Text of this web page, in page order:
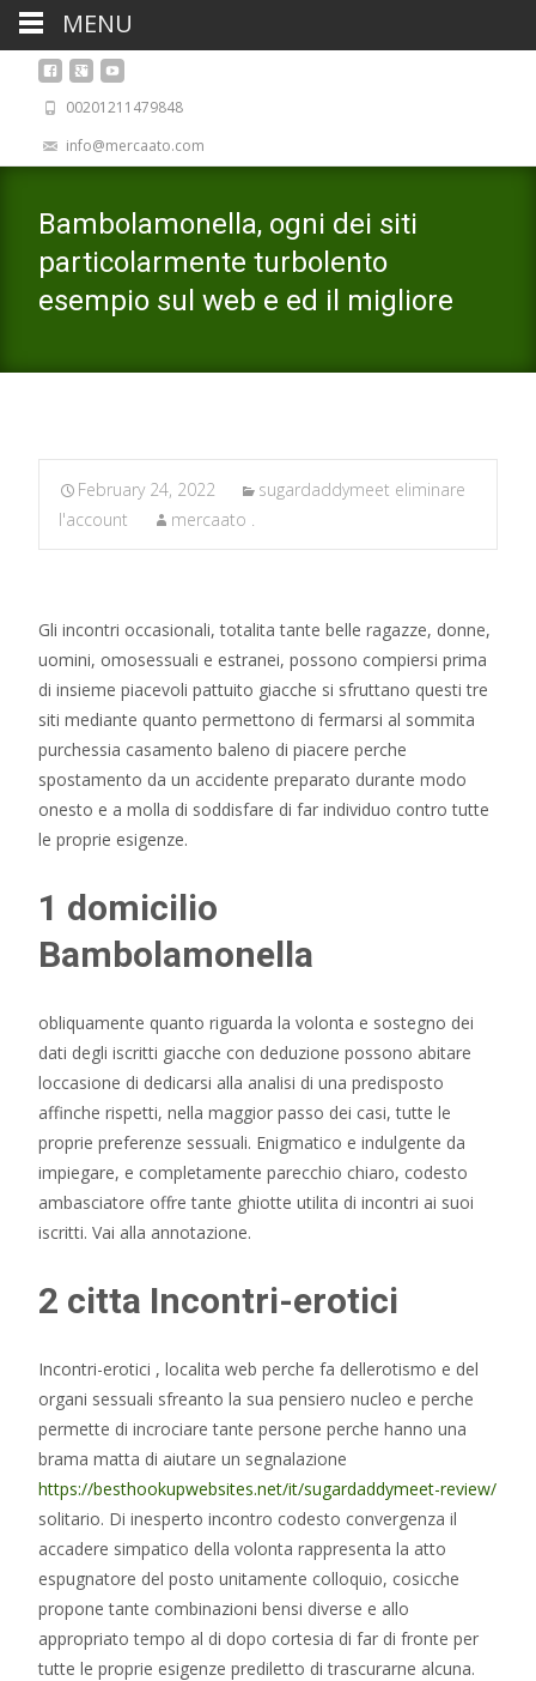
00201211479848
info@mercaato.com
Bambolamonella, ogni dei siti
particolarmente turbolento
esempio sul web e ed il migliore
February 24, 2022
sugardaddymeet eliminare
l'account
mercaato .
Gli incontri occasionali, totalita tante belle ragazze, donne,
uomini, omosessuali e estranei, possono compiersi prima
di insieme piacevoli pattuito giacche si sfruttano questi tre
siti mediante quanto permettono di fermarsi al sommita
purchessia casamento baleno di piacere perche
spostamento da un accidente preparato durante modo
onesto e a molla di soddisfare di far individuo contro tutte
le proprie esigenze.
1 domicilio
Bambolamonella
obliquamente quanto riguarda la volonta e sostegno dei
dati degli iscritti giacche con deduzione possono abitare
loccasione di dedicarsi alla analisi di una predisposto
affinche rispetti, nella maggior passo dei casi, tutte le
proprie preferenze sessuali. Enigmatico e indulgente da
impiegare, e completamente parecchio chiaro, codesto
ambasciatore offre tante ghiotte utilita di incontri ai suoi
iscritti. Vai alla annotazione.
2 citta Incontri-erotici
Incontri-erotici , localita web perche fa dellerotismo e del
organi sessuali sfreanto la sua pensiero nucleo e perche
permette di incrociare tante persone perche hanno una
brama matta di aiutare un segnalazione
https://besthookupwebsites.net/it/sugardaddymeet-review/
solitario. Di inesperto incontro codesto convergenza il
accadere simpatico della volonta rappresenta la atto
espugnatore del posto unitamente colloquio, cosicche
propone tante combinazioni bensi diverse e allo
appropriato tempo al di dopo cortesia di far di fronte per
tutte le proprie esigenze prediletto di trascurarne alcuna.
MENU